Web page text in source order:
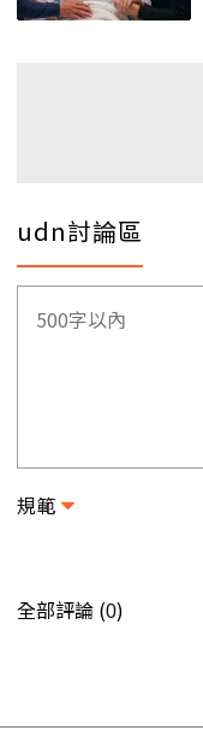
udn討論區
規範
全部評論 (0)